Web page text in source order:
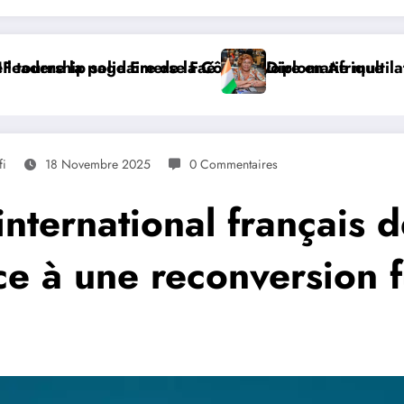
en Afriquemultilatérale : à Addis-Abeba, SE Mme
18 Novembre 2025 0 Commentaires
français
à une reconversion